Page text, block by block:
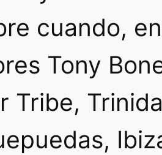
cuando,
Tony
Tribe,